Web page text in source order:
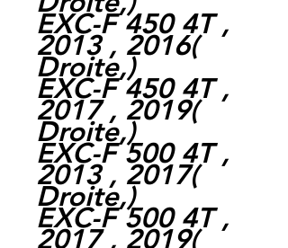
EXC-F 450 4T ,
2013 , 2016(
Droite,)
EXC-F 450 4T ,
2017 , 2019(
Droite,)
EXC-F 500 4T ,
2013 , 2017(
Droite,)
EXC-F 500 4T ,
2017 , 2019(